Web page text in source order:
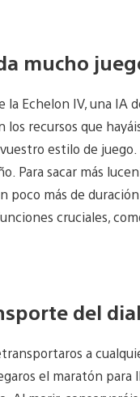
mucho
Echelon IV, una IA
recursos que
estilo de
Para sacar más
más de
cruciales,
del
a
el maratón